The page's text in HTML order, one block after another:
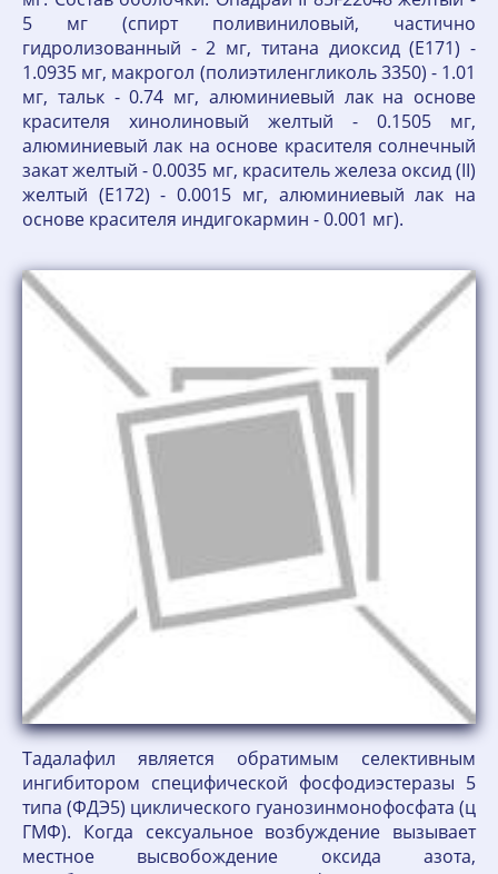
5 мг (спирт поливиниловый, частично
гидролизованный - 2 мг, титана диоксид (Е171) -
1.0935 мг, макрогол (полиэтиленгликоль 3350) - 1.01
мг, тальк - 0.74 мг, алюминиевый лак на основе
красителя хинолиновый желтый - 0.1505 мг,
алюминиевый лак на основе красителя солнечный
закат желтый - 0.0035 мг, краситель железа оксид (II)
желтый (Е172) - 0.0015 мг, алюминиевый лак на
основе красителя индигокармин - 0.001 мг).
Тадалафил является обратимым селективным
ингибитором специфической фосфодиэстеразы 5
типа (ФДЭ5) циклического гуанозинмонофосфата (ц
ГМФ). Когда сексуальное возбуждение вызывает
местное высвобождение оксида азота,